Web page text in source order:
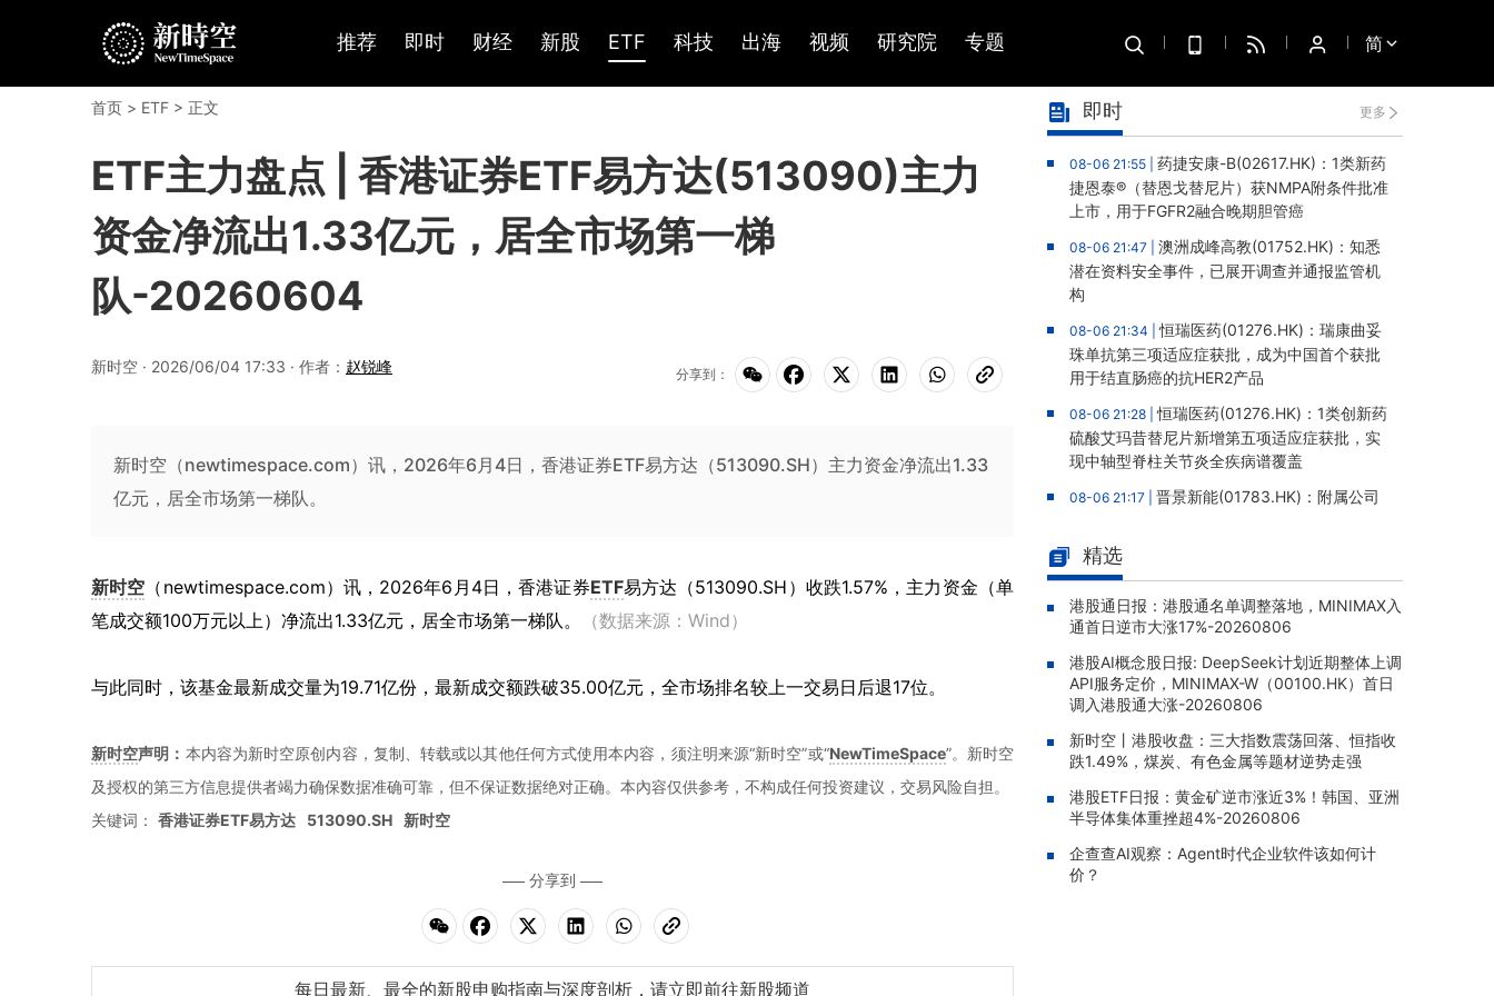
推荐 即时 财经 新股 ETF 科技 出海 视频 研究院 专题 简
首页 > ETF > 正文
ETF主力盘点 | 香港证券ETF易方达(513090)主力
资金净流出1.33亿元，居全市场第一梯
队-20260604
新时空 · 2026/06/04 17:33 · 作者： 赵锐峰 分享到：
新时空（newtimespace.com）讯，2026年6月4日，香港证券ETF易方达（513090.SH）主力资金净流出1.33
亿元，居全市场第一梯队。
新时空 （ newtimespace.com）讯， 2026年6月4日，香港证券ETF易方达（513090.SH）收跌1.57%，主力资金（单
笔成交额100万元以上）净流出1.33亿元，居全市场第一梯队。
（数据来源：Wind）
与此同时，该基金最新成交量为19.71亿份，最新成交额跌破35.00亿元，全市场排名较上一交易日后退17位。
新时空声明： 本内容为新时空原创内容，复制、转载或以其他任何方式使用本内容，须注明来源“新时空”或“NewTimeSpace”。新时空
及授权的第三方信息提供者竭力确保数据准确可靠，但不保证数据绝对正确。本內容仅供参考，不构成任何投资建议，交易风险自担。
关键词： 香港证券ETF易方达 513090.SH 新时空
分享到
每日最新、最全的新股申购指南与深度剖析，请立即前往新股频道
即时 更多
08-06 21:55 | 药捷安康-B(02617.HK)：1类新药
捷恩泰®（替恩戈替尼片）获NMPA附条件批准
上市，用于FGFR2融合晚期胆管癌
08-06 21:47 | 澳洲成峰高教(01752.HK)：知悉
潜在资料安全事件，已展开调查并通报监管机
构
08-06 21:34 |恒瑞医药(01276.HK)：瑞康曲妥
珠单抗第三项适应症获批，成为中国首个获批
用于结直肠癌的抗HER2产品
08-06 21:28 |恒瑞医药(01276.HK)：1类创新药
硫酸艾玛昔替尼片新增第五项适应症获批，实
现中轴型脊柱关节炎全疾病谱覆盖
08-06 21:17 | 晋景新能(01783.HK)：附属公司
要交易
08-06 20:03 |云想科技(02131.HK)：独立内部
监控跟进审查完成，补救措施已全部实施，股
份继续停牌
08-06 19:50 |四川百利天恒药业递表港交所，宜
泽康为全球首款获批双特异性ADC，15款临床
阶段候选药物在研
08-06 19:35 |太平洋航运(02343.HK)：2026年
中报股东应占溢利1.05亿美元，同比增加310.3
5%
08-06 19:33 | TOM集团(02383.HK)：2026年
中报股东应占亏损1.57亿港元，亏损同比扩大5
9.51%
精选
港股通日报：港股通名单调整落地，MINIMAX入
通首日逆市大涨17%-20260806
港股AI概念股日报: DeepSeek计划近期整体上调
API服务定价，MINIMAX-W（00100.HK）首日
调入港股通大涨-20260806
新时空丨港股收盘：三大指数震荡回落、恒指收
跌1.49%，煤炭、有色金属等题材逆势走强
港股ETF日报：黄金矿逆市涨近3%！韩国、亚洲
半导体集体重挫超4%-20260806
企查查AI观察：Agent时代企业软件该如何计
价？